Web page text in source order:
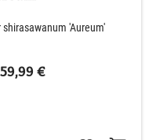
shirasawanum 'Aureum'
€